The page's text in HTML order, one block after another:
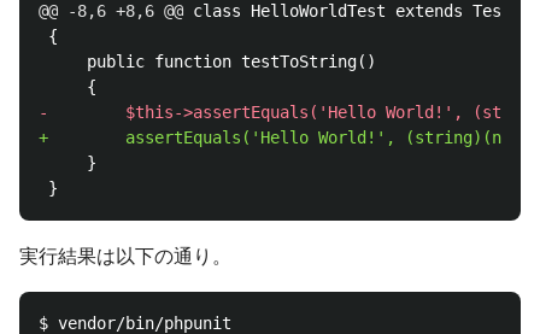
@@ -8,6 +8,6 @@ class HelloWorldTest extends
{
     public function testToString()
     }
実行結果は以下の通り。
$ vendor/bin/phpunit